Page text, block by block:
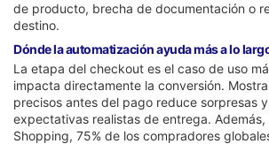
de producto, brecha de documentación o
destino.
Dónde la automatización ayuda más a lo
La etapa del checkout es el caso de uso
impacta directamente la conversión.
precisos antes del pago reduce sorpresas
expectativas realistas de entrega.
Shopping, 75% de los compradores